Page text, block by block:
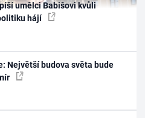
umělci Babišovi kvůli
hájí
Největší budova světa bude